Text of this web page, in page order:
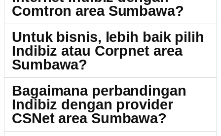
Comtron area Sumbawa?
Untuk bisnis, lebih baik pilih
Indibiz atau Corpnet area
Sumbawa?
Bagaimana perbandingan
Indibiz dengan provider
CSNet area Sumbawa?